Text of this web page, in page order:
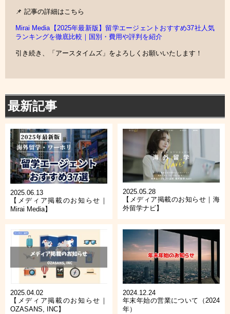
📌 記事の詳細はこちら
Mirai Media【2025年最新版】留学エージェントおすすめ37社人気
ランキングを徹底比較｜国別・費用や評判を紹介
引き続き、「アースタイムズ」をよろしくお願いいたします！
最新記事
2025.06.13
【メディア掲載のお知らせ｜
Mirai Media】
2025.05.28
【メディア掲載のお知らせ｜海
外留学ナビ】
2025.04.02
【メディア掲載のお知らせ｜
OZASANS, INC】
2024.12.24
年末年始の営業について（2024
年）